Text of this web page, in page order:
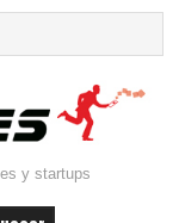
y startups